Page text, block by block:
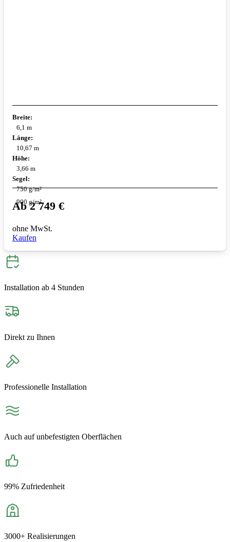
Breite:
6,1 m
Länge:
10,67 m
Höhe:
3,66 m
Segel:
750 g/m²
900 g/m²
Ab2 749 €
ohne MwSt.
Kaufen
Installation ab 4 Stunden
Direkt zu Ihnen
Professionelle Installation
Auch auf unbefestigten Oberflächen
99% Zufriedenheit
3000+ Realisierungen